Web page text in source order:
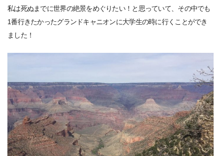
私は死ぬまでに世界の絶景をめぐりたい！と思っていて、その中でも
1番行きたかったグランドキャニオンに大学生の時に行くことができ
ました！